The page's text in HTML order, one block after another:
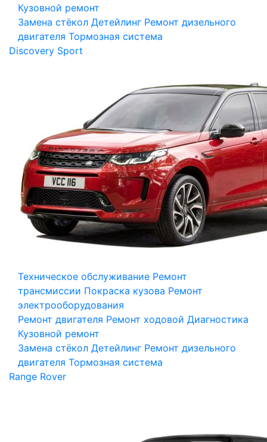
Кузовной ремонт
Замена стёкол Детейлинг Ремонт дизельного
двигателя Тормозная система
Discovery Sport
Техническое обслуживание Ремонт
трансмиссии Покраска кузова Ремонт
электрооборудования
Ремонт двигателя Ремонт ходовой Диагностика
Кузовной ремонт
Замена стёкол Детейлинг Ремонт дизельного
двигателя Тормозная система
Range Rover